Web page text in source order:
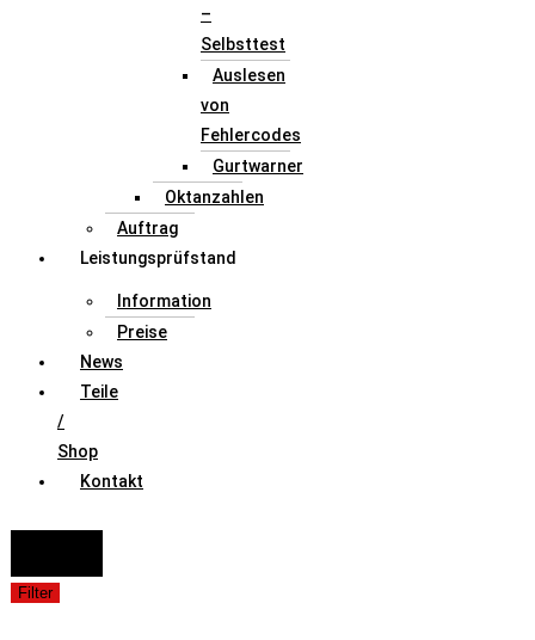
–
Selbsttest
Auslesen
von
Fehlercodes
Gurtwarner
Oktanzahlen
Auftrag
Leistungsprüfstand
Information
Preise
News
Teile
/
Shop
Kontakt
Filter